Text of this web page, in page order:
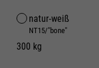
natur-weiß
NT15/"bone"
300 kg